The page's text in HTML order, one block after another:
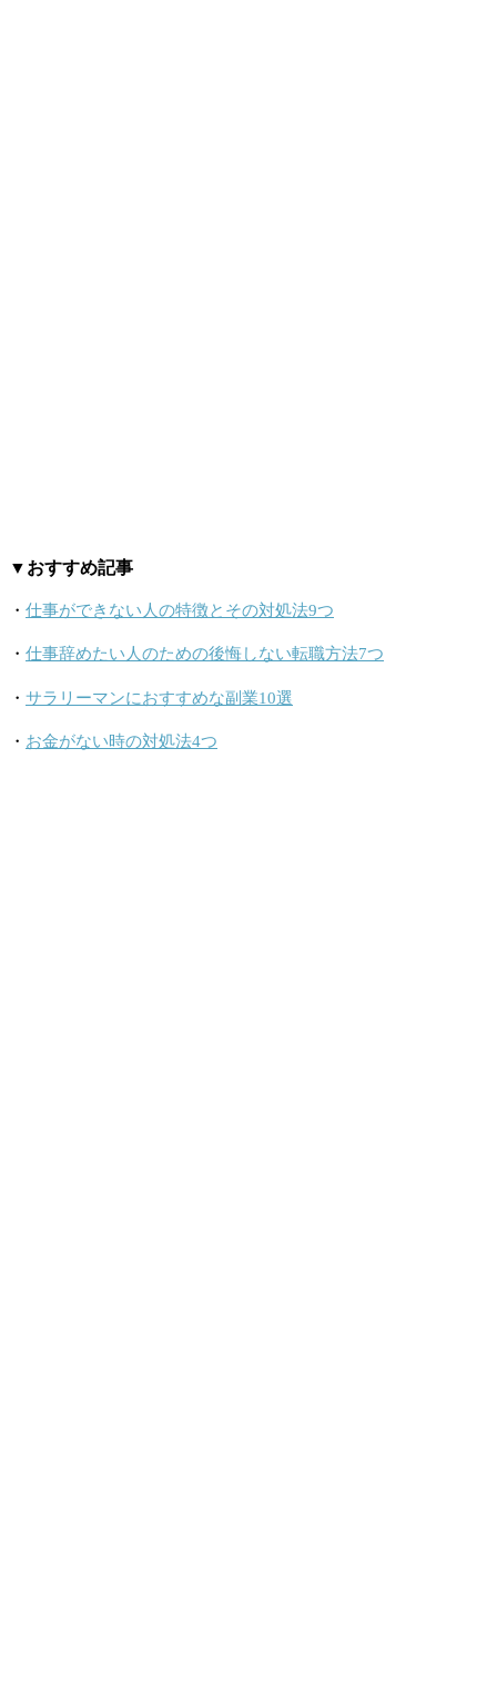
▼おすすめ記事
・ 仕事ができない人の特徴とその対処法9つ
・ 仕事辞めたい人のための後悔しない転職方法7つ
・ サラリーマンにおすすめな副業10選
・ お金がない時の対処法4つ